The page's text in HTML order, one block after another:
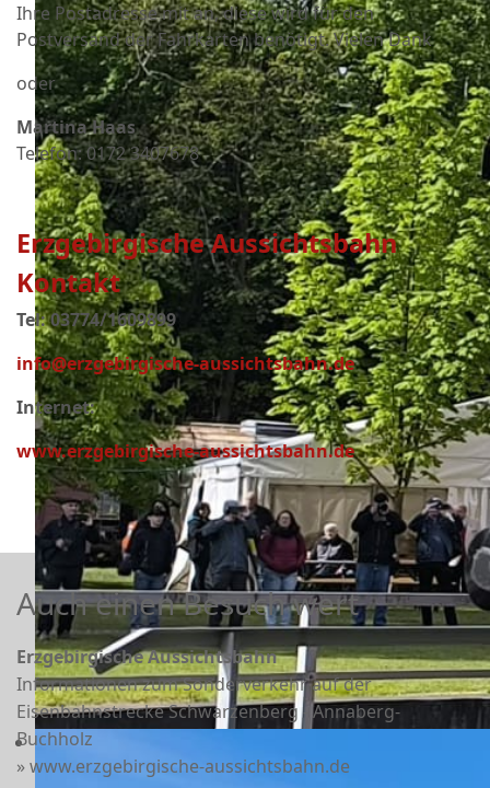
Ihre Postadresse mit an, diese wird für den
Postversand der Fahrkarten benötigt. Vielen Dank
oder
Martina Haas
Telefon: 0172 3407678
Erzgebirgische Aussichtsbahn
Kontakt
Tel: 03774/1609899
info@erzgebirgische-aussichtsbahn.de
Internet:
www.erzgebirgische-aussichtsbahn.de
Auch einen Besuch wert
Erzgebirgische Aussichtsbahn
Informationen zum Sonderverkehr auf der
Eisenbahnstrecke Schwarzenberg - Annaberg-
Buchholz
» www.erzgebirgische-aussichtsbahn.de